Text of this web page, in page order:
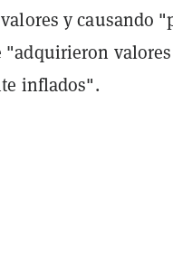
y causando
valores
inflados".